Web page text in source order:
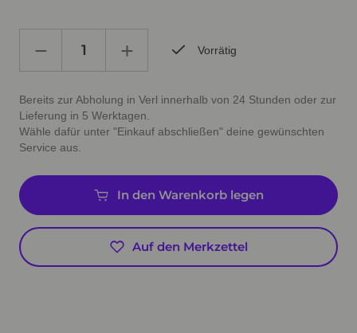
Vorrätig
Bereits zur Abholung in Verl innerhalb von 24 Stunden oder zur
Lieferung in 5 Werktagen.
Wähle dafür unter "Einkauf abschließen" deine gewünschten
Service aus.
In den Warenkorb legen
Auf den Merkzettel